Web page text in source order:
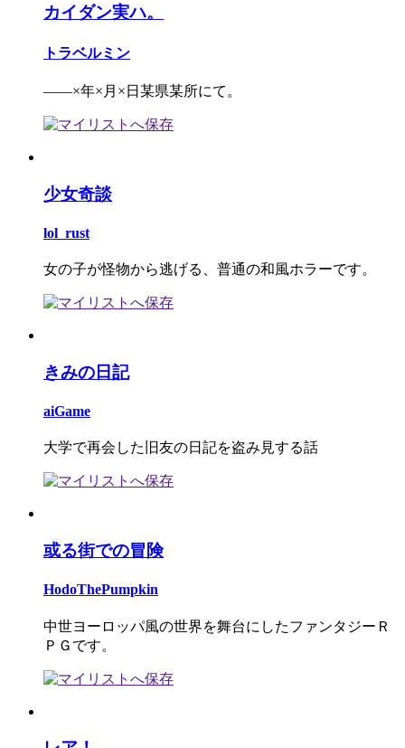
カイダン実ハ。
トラベルミン
――×年×月×日某県某所にて。
少女奇談
lol_rust
女の子が怪物から逃げる、普通の和風ホラーです。
きみの日記
aiGame
大学で再会した旧友の日記を盗み見する話
或る街での冒険
HodoThePumpkin
中世ヨーロッパ風の世界を舞台にしたファンタジーＲ
ＰＧです。